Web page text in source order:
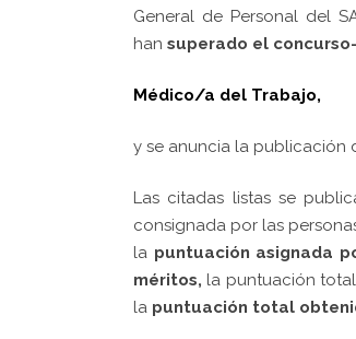
General de Personal del
han superado el
Médico/a del Trabajo,
y se anuncia la publicación
Las citadas listas se
consignada por las
la puntuación asignada
méritos, la puntuación
la puntuación total